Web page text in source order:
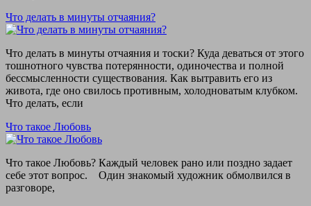
Что делать в минуты отчаяния?
Что делать в минуты отчаяния и тоски? Куда деваться от этого
тошнотного чувства потерянности, одиночества и полной
бессмысленности существования. Как вытравить его из
живота, где оно свилось противным, холодноватым клубком.
Что делать, если
Что такое Любовь
Что такое Любовь? Каждый человек рано или поздно задает
себе этот вопрос. Один знакомый художник обмолвился в
разговоре,